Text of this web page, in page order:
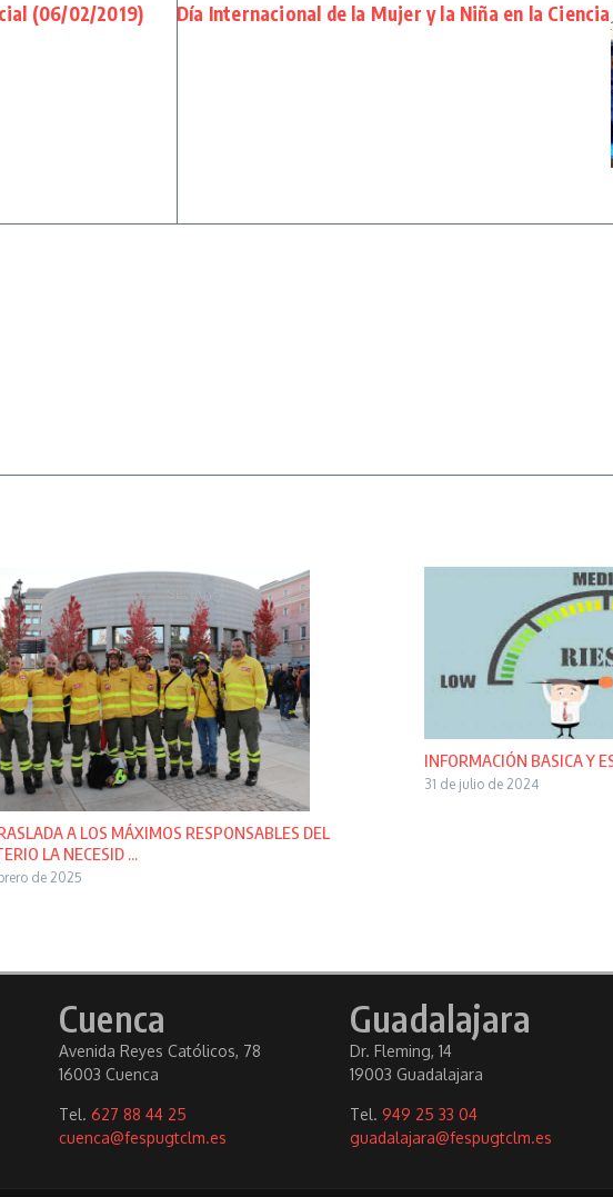
(06/02/2019) Día Internacional de la Mujer y la Niña en la Ciencia
A LOS MÁXIMOS RESPONSABLES DEL
LA NECESID ...
de 2025
INFORMACIÓN BASICA Y
31 de julio de 2024
Cuenca
Avenida Reyes Católicos, 78
16003 Cuenca
Tel. 627 88 44 25
cuenca@fespugtclm.es
Guadalajara
Dr. Fleming, 14
19003 Guadalajara
Tel. 949 25 33 04
guadalajara@fespugtclm.es